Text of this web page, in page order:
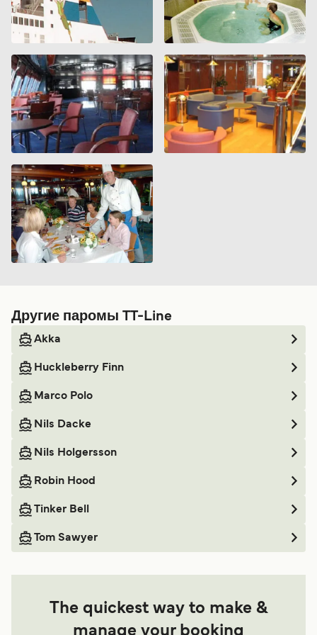
но хорошего качества.
Другие паромы TT-Line
Akka
Huckleberry Finn
Marco Polo
Nils Dacke
Nils Holgersson
Robin Hood
Tinker Bell
Tom Sawyer
The quickest way to make &
manage your booking